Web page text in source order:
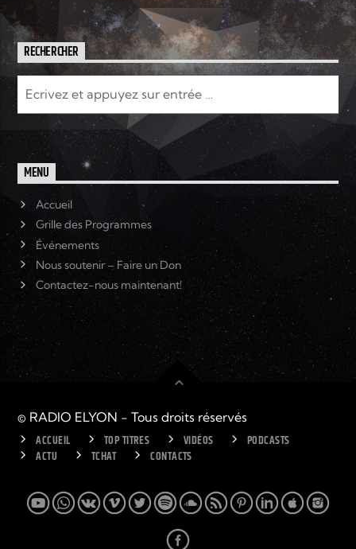
RECHERCHER
MENU
Accueil
Grille des Programmes
Événements
Nous soutenir – Faire un Don
Contactez-nous maintenant!
© RADIO ELYON - Tous droits réservés
ACCUEIL TOP TITRES VIDÉOS
PODCASTS
ACTU
TCHAT CONTACTS